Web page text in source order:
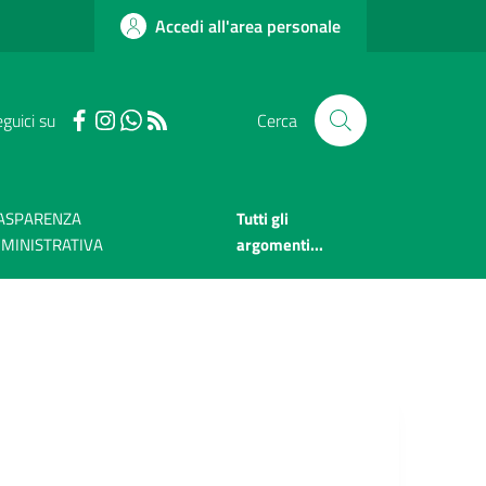
Accedi all'area personale
su Cerca
Tutti gli
argomenti...